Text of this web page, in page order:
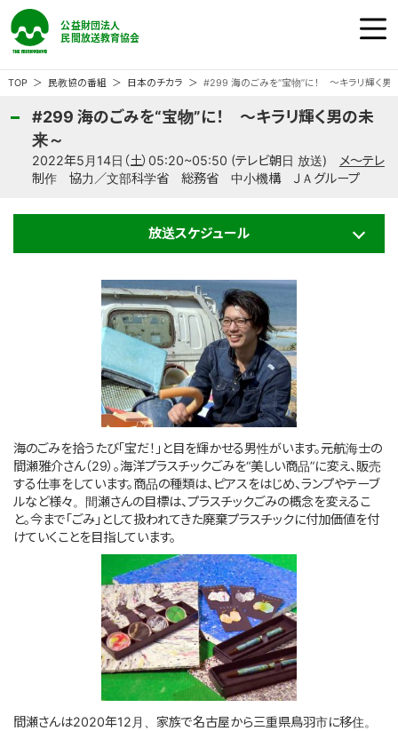
ホーム
民教協の『番組』
民教協の『事業』
ご意見・ご感想
このサイトについて
サイトマップ
TOP 民教協の番組 日本のチカラ #299 海のごみを“宝物”に！ ～キラリ輝く男
#299 海のごみを“宝物”に！ ～キラリ輝く男の未
来～
2022年5月14日（土）05:20~05:50 (テレビ朝日 放送) メ～テレ
制作 協力／文部科学省 総務省 中小機構 ＪＡグループ
放送スケジュール
海のごみを拾うたび「宝だ！」と目を輝かせる男性がいます。元航海士の
間瀬雅介さん（29）。海洋プラスチックごみを“美しい商品”に変え、販売
する仕事をしています。商品の種類は、ピアスをはじめ、ランプやテーブ
ルなど様々。間瀬さんの目標は、プラスチックごみの概念を変えるこ
と。今まで「ごみ」として扱われてきた廃棄プラスチックに付加価値を付
けていくことを目指しています。
間瀬さんは2020年12 月、家族で名古屋から三重県鳥羽市に移住。